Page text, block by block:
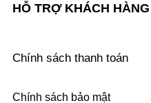
HỖ TRỢ KHÁCH HÀNG
Chính sách thanh toán
Chính sách bảo mật